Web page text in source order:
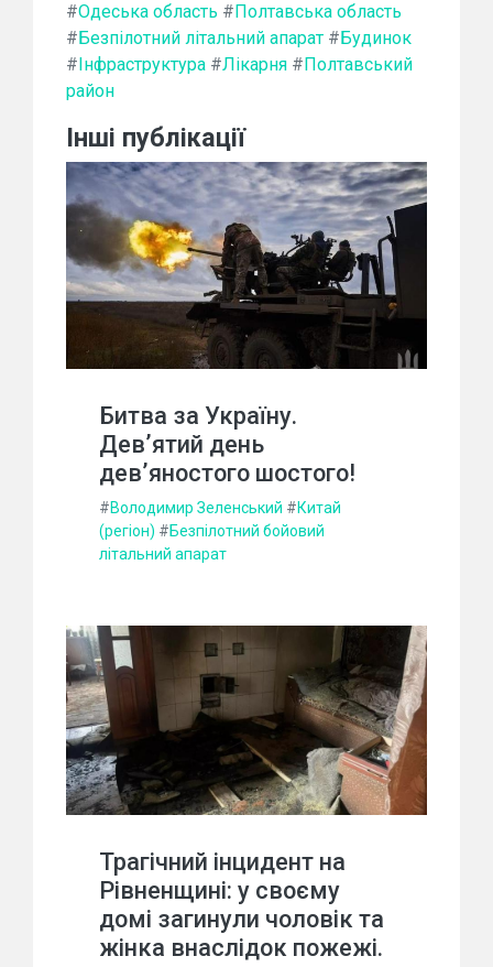
#Одеська область # Полтавська область
# Безпілотний літальний апарат # Будинок
# Інфраструктура #Лікарня # Полтавський
район
Інші публікації
Битва за Україну.
Дев’ятий день
дев’яностого шостого!
#Володимир Зеленський #Китай
(регіон) #Безпілотний бойовий
літальний апарат
Трагічний інцидент на
Рівненщині: у своєму
домі загинули чоловік та
жінка внаслідок пожежі.